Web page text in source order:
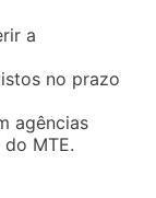
a
no prazo
agências
MTE.